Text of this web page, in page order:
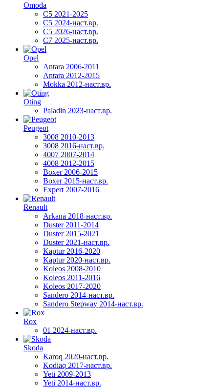
Omoda
C5 2021-2025
C5 2024-наст.вр.
C5 2026-наст.вр.
C7 2025-наст.вр.
Opel
Antara 2006-2011
Antara 2012-2015
Mokka 2012-наст.вр.
Oting
Paladin 2023-наст.вр.
Peugeot
3008 2010-2013
3008 2016-наст.вр.
4007 2007-2014
4008 2012-2015
Boxer 2006-2015
Boxer 2015-наст.вр.
Expert 2007-2016
Renault
Arkana 2018-наст.вр.
Duster 2011-2014
Duster 2015-2021
Duster 2021-наст.вр.
Kaptur 2016-2020
Kaptur 2020-наст.вр.
Koleos 2008-2010
Koleos 2011-2016
Koleos 2017-2020
Sandero 2014-наст.вр.
Sandero Stepway 2014-наст.вр.
Rox
01 2024-наст.вр.
Skoda
Karoq 2020-наст.вр.
Kodiaq 2017-наст.вр.
Yeti 2009-2013
Yeti 2014-наст.вр.